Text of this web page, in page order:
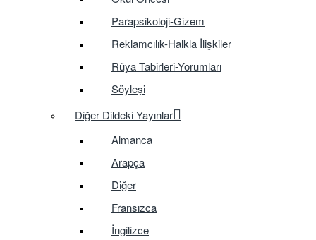
Parapsikoloji-Gizem
Reklamcılık-Halkla İlişkiler
Rüya Tabirleri-Yorumları
Söyleşi
Diğer Dildeki Yayınlar
Almanca
Arapça
Diğer
Fransızca
İngilizce